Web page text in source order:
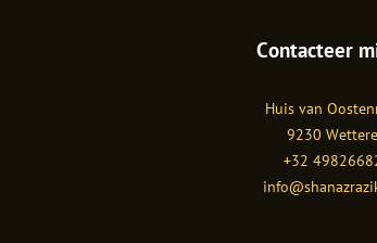
Contacteer
Huis van
9230
+32